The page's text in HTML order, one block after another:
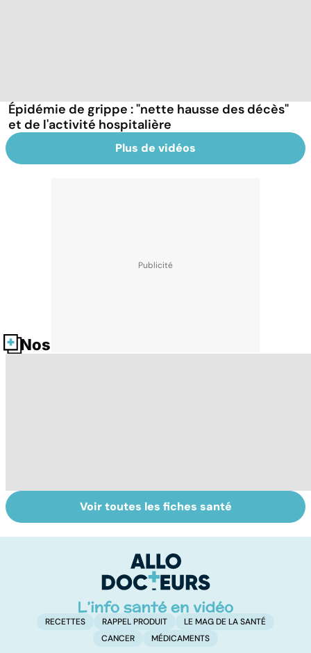
Épidémie de grippe : "nette hausse des décès"
et de l'activité hospitalière
Plus de vidéos
Nos fiches santé
Tout savoir sur
les infections
Tout savoir sur
les maux du froid
Voir toutes les fiches santé
RECETTES RAPPEL PRODUIT
LE MAG DE LA SANTÉ
CANCER
MÉDICAMENTS